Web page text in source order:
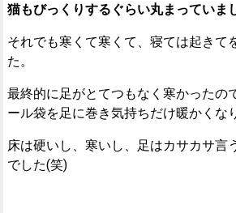
猫もびっくりするぐらい丸まっていま
それでも寒くて寒くて、寝ては起きて
た。
最終的に足がとてつもなく寒かったの
ール袋を足に巻き気持ちだけ暖かくな
床は硬いし、寒いし、足はカサカサ言
でした(笑)